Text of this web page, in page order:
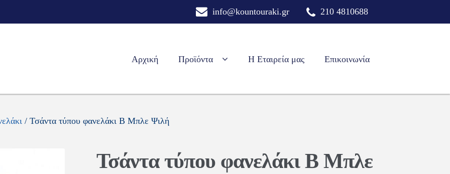
info@kountouraki.gr 210 4810688
Αρχική Προϊόντα Η Εταιρεία μας Επικοινωνία
/ Τσάντα τύπου φανελάκι Β Μπλε Ψιλή
Τσάντα τύπου φανελάκι Β Μπλε